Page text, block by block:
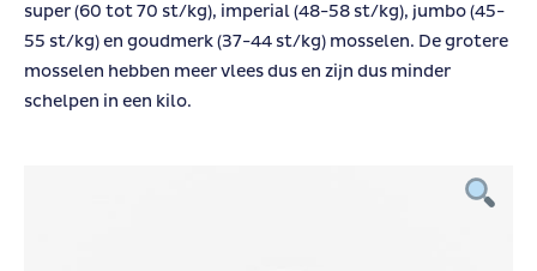
super (60 tot 70 st/kg), imperial (48-58 st/kg), jumbo (45-
55 st/kg) en goudmerk (37-44 st/kg) mosselen. De grotere
mosselen hebben meer vlees dus en zijn dus minder
schelpen in een kilo.